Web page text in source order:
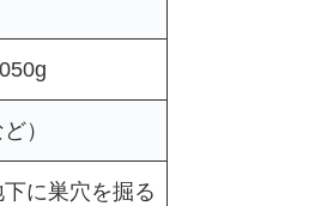
）
に巣穴を掘る